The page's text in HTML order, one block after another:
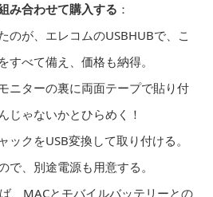
み合わせて購入する ：
のが、エレコムのUSBHUBで、こ
すべて備え、価格も納得。
ニターの裏に両面テープで貼り付
じゃないかとひらめく！
ックをUSB変換して取り付ける。
で、別途電源も用意する。
、MACとモバイルバッテリーとの